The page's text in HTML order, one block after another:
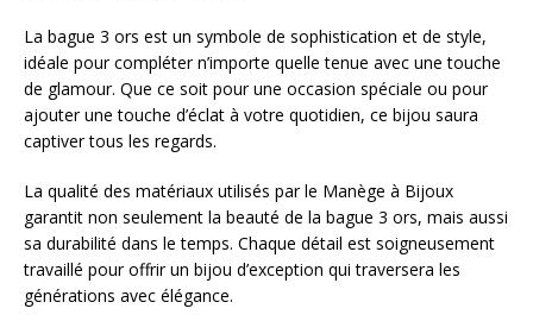
La bague 3 ors est un symbole de sophistication et de style,
idéale pour compléter n’importe quelle tenue avec une touche
de glamour. Que ce soit pour une occasion spéciale ou pour
ajouter une touche d’éclat à votre quotidien, ce bijou saura
captiver tous les regards.
La qualité des matériaux utilisés par le Manège à Bijoux
garantit non seulement la beauté de la bague 3 ors, mais aussi
sa durabilité dans le temps. Chaque détail est soigneusement
travaillé pour offrir un bijou d’exception qui traversera les
générations avec élégance.